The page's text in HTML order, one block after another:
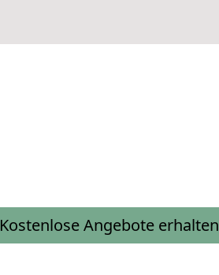
Kostenlose Angebote erhalten